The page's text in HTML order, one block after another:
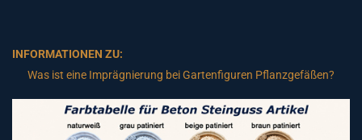
INFORMATIONEN ZU:
Was ist eine Imprägnierung bei Gartenfiguren Pflanzgefäßen?